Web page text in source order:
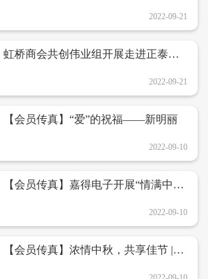
2022-09-21
虹桥商会共创伟业组开展走进正泰、
2022-09-21
【会员传真】“爱”的祝福——新明丽
2022-09-10
【会员传真】嘉得电子开展“情满中秋
2022-09-10
【会员传真】浓情中秋，共享佳节 |温